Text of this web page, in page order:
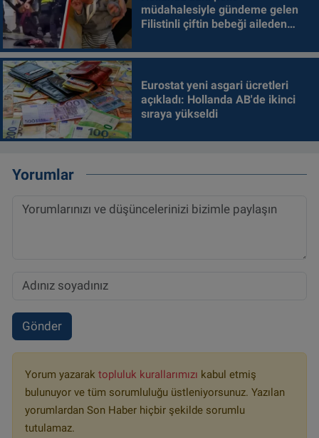
müdahalesiyle gündeme gelen
Filistinli çiftin bebeği aileden
Eurostat yeni asgari ücretleri
açıkladı: Hollanda AB'de ikinci
sıraya yükseldi
Yorumlar
Gönder
Yorum yazarak topluluk kurallarımızı kabul etmiş
bulunuyor ve tüm sorumluluğu üstleniyorsunuz. Yazılan
yorumlardan Son Haber hiçbir şekilde sorumlu
tutulamaz.